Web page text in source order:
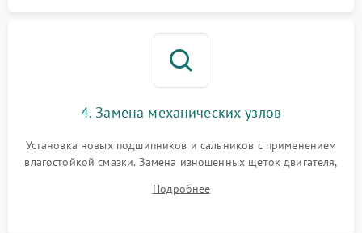
4. Замена механических узлов
Установка новых подшипников и сальников с применением
влагостойкой смазки. Замена изношенных щеток двигателя,
или поврежденной резиновой манжеты.
Подробнее